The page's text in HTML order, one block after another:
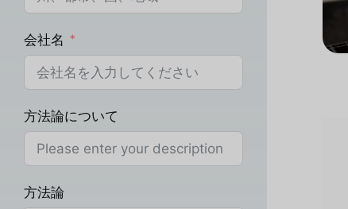
会社名
方法論について
方法論